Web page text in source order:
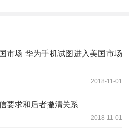
市场 华为手机试图进入美国市场
2018-11-01
要求和后者撇清关系
2018-11-01